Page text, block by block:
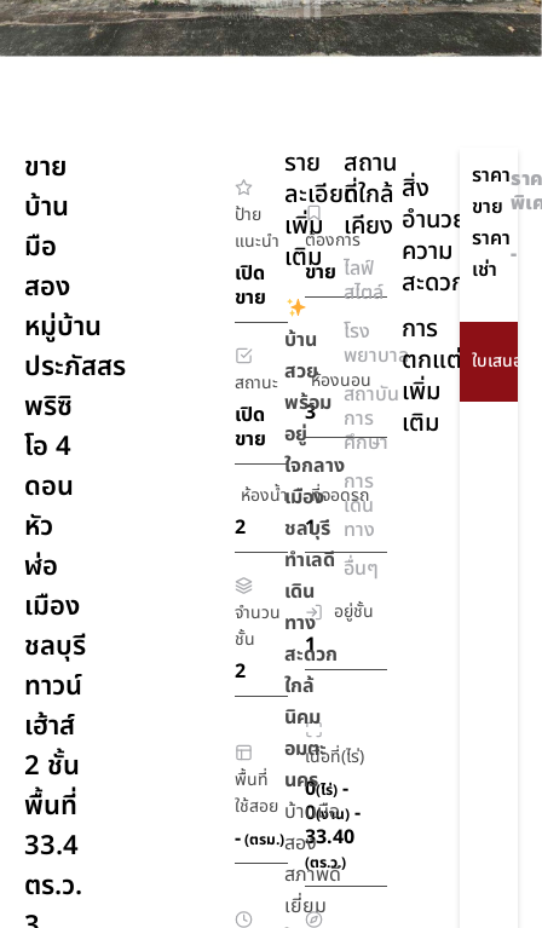
ขาย
บ้าน
มือ
สอง
หมู่บ้าน
ประภัสสร
พริซิ
โอ 4
ดอน
หัว
ฬ่อ
เมือง
ชลบุรี
ทาวน์
เฮ้าส์
2 ชั้น
พื้นที่
33.4
ตร.ว.
ป้าย
แนะนำ
เปิด
ขาย
ต้องการ
ขาย
สถานะ
เปิด
ขาย
ห้องนอน
3
ห้องน้ำ
2
ที่จอดรถ
1
จำนวน
ชั้น
2
อยู่ชั้น
1
พื้นที่
ใช้สอย
-(ตรม.)
เนื้อที่(ไร่)
0(ไร่) -
0(งาน) -
33.40
(ตร.ว.)
ราย
ละเอียด
เพิ่ม
เติม
บ้าน
สวย
พร้อม
อยู่
ใจกลาง
เมือง
ชลบุรี
ทำเลดี
เดิน
ทาง
สะดวก
ใกล้
นิคม
อมตะ
นคร
บ้านมือ
สอง
สภาพดี
เยี่ยม
สถาน
ที่ใกล้
เคียง
ไลฟ์
สไตล์
โรง
พยาบาล
สถาบัน
การ
ศึกษา
การ
เดิน
ทาง
อื่นๆ
สิ่ง
อำนวย
ความ
สะดวก
การ
ตกแต่ง
เพิ่ม
เติม
ราคา
ขาย
รา
พิเ
ราคา
เช่า
-